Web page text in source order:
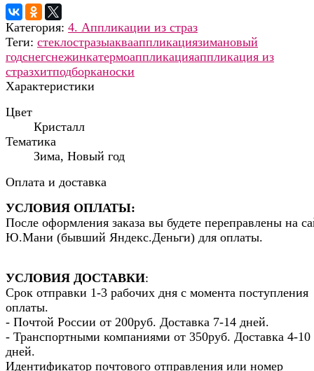
Категория: 4. Аппликации из страз
Теги: стеклостразыаквааппликациязимановый
годснегснежинкатермоаппликацияаппликация из
стразхитподборканоски
Характеристики
Цвет
Кристалл
Тематика
Зима, Новый год
Оплата и доставка
УСЛОВИЯ ОПЛАТЫ:
После оформления заказа вы будете переправлены на
Ю.Мани (бывший Яндекс.Деньги) для оплаты.
УСЛОВИЯ ДОСТАВКИ:
Срок отправки 1-3 рабочих дня с момента поступления
оплаты.
- Почтой России от 200руб. Доставка 7-14 дней.
- Транспортными компаниями от 350руб. Доставка 4-10
дней.
Идентификатор почтового отправления или номер